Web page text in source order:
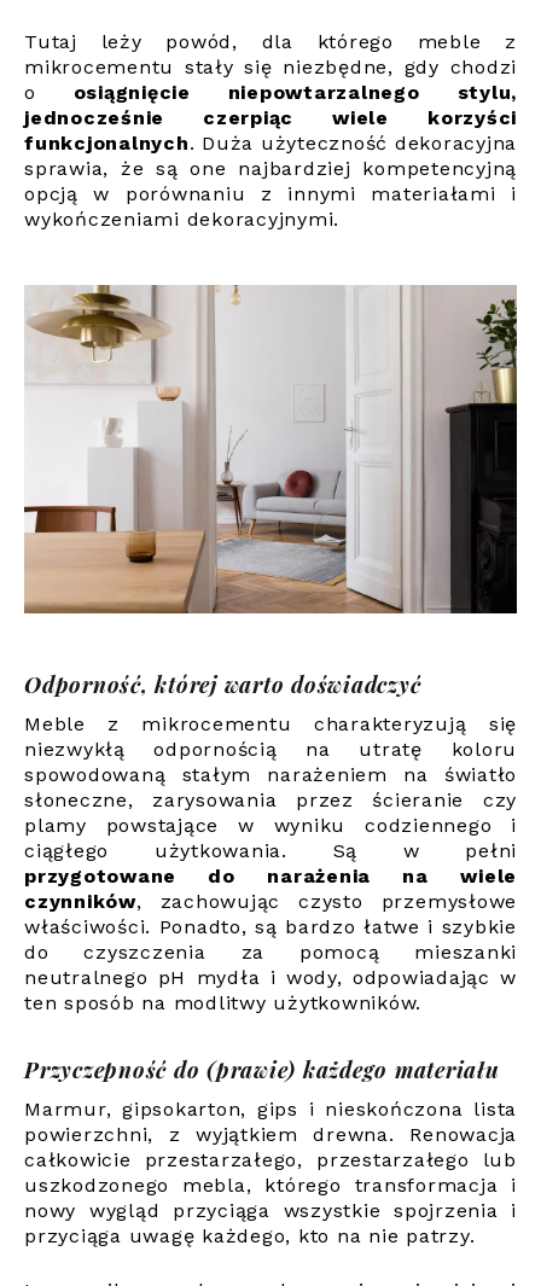
Tutaj leży powód, dla którego meble z
mikrocementu stały się niezbędne, gdy chodzi
o osiągnięcie niepowtarzalnego stylu,
jednocześnie czerpiąc wiele korzyści
funkcjonalnych. Duża użyteczność dekoracyjna
sprawia, że są one najbardziej kompetencyjną
opcją w porównaniu z innymi materiałami i
wykończeniami dekoracyjnymi.
Odporność, której warto doświadczyć
Meble z mikrocementu charakteryzują się
niezwykłą odpornością na utratę koloru
spowodowaną stałym narażeniem na światło
słoneczne, zarysowania przez ścieranie czy
plamy powstające w wyniku codziennego i
ciągłego użytkowania. Są w pełni
przygotowane do narażenia na wiele
czynników, zachowując czysto przemysłowe
właściwości. Ponadto, są bardzo łatwe i szybkie
do czyszczenia za pomocą mieszanki
neutralnego pH mydła i wody, odpowiadając w
ten sposób na modlitwy użytkowników.
Przyczepność do (prawie) każdego materiału
Marmur, gipsokarton, gips i nieskończona lista
powierzchni, z wyjątkiem drewna. Renowacja
całkowicie przestarzałego, przestarzałego lub
uszkodzonego mebla, którego transformacja i
nowy wygląd przyciąga wszystkie spojrzenia i
przyciąga uwagę każdego, kto na nie patrzy.